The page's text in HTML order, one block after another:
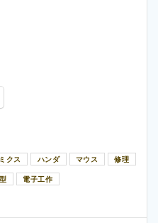
クス ハンダ マウス 修理
電子工作